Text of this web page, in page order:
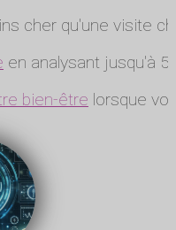
cher qu'une visite
en analysant jusqu'à
bien-être lorsque